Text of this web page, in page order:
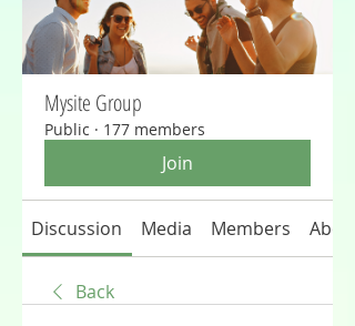
Mysite Group
Public · 177 members
Join
Discussion Media Members About
Back